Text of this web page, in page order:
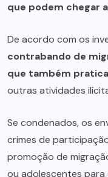
que podem chegar
De acordo com os
contrabando de
que também
outras atividades
Se condenados, os
crimes de
promoção de
ou adolescentes